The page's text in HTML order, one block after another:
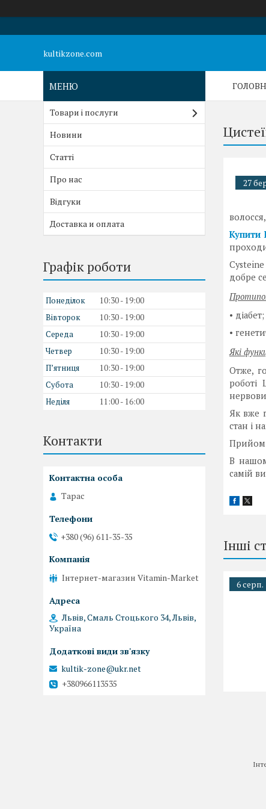
kultikzone.com
27
Купити
добре
• діабет;
•
Які
Отже,
роботі
Як вже
стан і
Прийом
В
самій
Інші
6 серп.
Товари і послуги
Новини
Статті
Про нас
Відгуки
Доставка и оплата
Графік роботи
Понеділок 10:30
19:00
Вівторок
10:30
19:00
Середа
10:30
19:00
Четвер
10:30
19:00
Пʼятниця
10:30
19:00
Субота
10:30
19:00
Неділя
11:00 16:00
Контакти
Тарас
+380 (96) 611-35-35
Інтернет-магазин Vitamin-Market
Львів, Смаль Стоцького 34, Львів,
Україна
kultik-zone@ukr.net
+380966113535